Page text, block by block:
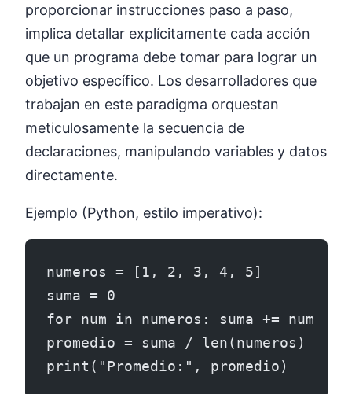
proporcionar instrucciones paso a paso,
implica detallar explícitamente cada acción
que un programa debe tomar para lograr un
objetivo específico. Los desarrolladores que
trabajan en este paradigma orquestan
meticulosamente la secuencia de
declaraciones, manipulando variables y datos
directamente.
Ejemplo (Python, estilo imperativo):
numeros = [1, 2, 3, 4, 5]
suma = 0
for num in numeros: suma += num
promedio = suma / len(numeros)
print("Promedio:", promedio)